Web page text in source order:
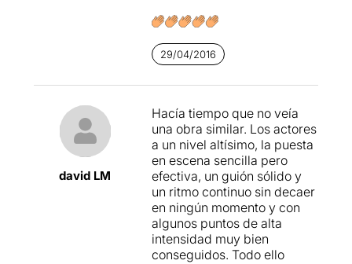
escogido un texto
argumentalmente más
asequible, siguen algunas
de los características que
muy masculinas, cargadas
de testosterona, con
momentos incómodos y de
cierta violencia. Una serie
de elementos que, a veces,
nos llevan a
sobreactuaciones no
deseadas y a escenas poco
controladas. Aún así, hay un
público que disfruta con
29/04/2016
david LM
Hacía tiempo que no veía
una obra similar. Los actores
a un nivel altísimo, la puesta
en escena sencilla pero
efectiva, un guión sólido y
un ritmo continuo sin decaer
en ningún momento y con
algunos puntos de alta
intensidad muy bien
conseguidos. Todo ello